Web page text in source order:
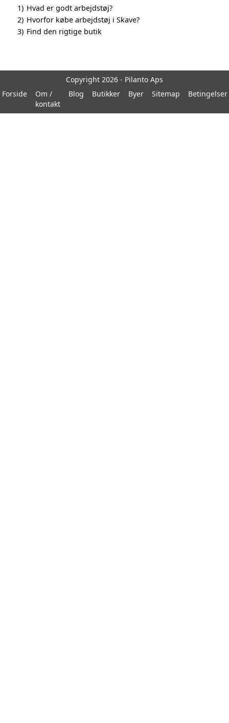
1) Hvad er godt arbejdstøj?
2) Hvorfor købe arbejdstøj i Skave?
3) Find den rigtige butik
Copyright 2026 - Pilanto Aps
Forside
Om /
kontakt
Blog Butikker Byer Sitemap Betingelser